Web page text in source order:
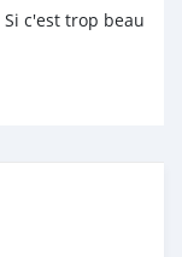
c'est trop beau